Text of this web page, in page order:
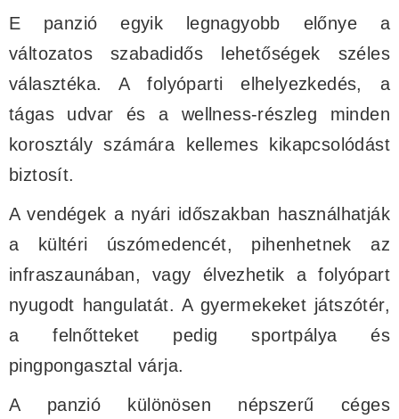
E panzió egyik legnagyobb előnye a
változatos szabadidős lehetőségek széles
választéka. A folyóparti elhelyezkedés, a
tágas udvar és a wellness-részleg minden
korosztály számára kellemes kikapcsolódást
biztosít.
A vendégek a nyári időszakban használhatják
a kültéri úszómedencét, pihenhetnek az
infraszaunában, vagy élvezhetik a folyópart
nyugodt hangulatát. A gyermekeket játszótér,
a felnőtteket pedig sportpálya és
pingpongasztal várja.
A panzió különösen népszerű céges